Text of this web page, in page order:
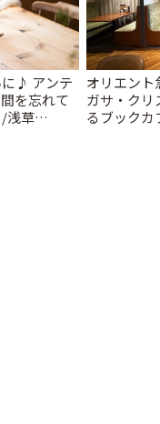
♪ アンテ
を忘れて
浅草
オリエン
ガサ・クリ
るブックカ